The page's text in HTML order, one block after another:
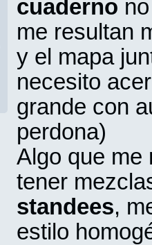
cuaderno
me resultan
y el mapa
necesito
grande con
perdona)
Algo que me
tener
standees,
estilo